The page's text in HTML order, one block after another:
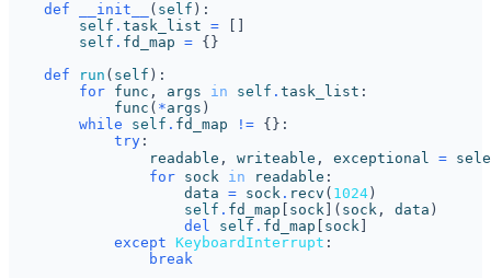
def
__init__ ( self ):
self . task_list =
self . fd_map = {}
def
run ( self ):
for func , args in self . task_list :
func ( *args )
while
self . fd_map != {}:
try :
readable , writeable , exceptional =
for sock in readable :
data = sock . recv ( 1024 )
self . fd_map sock ]( sock , data )
del
self . fd_map sock
except KeyboardInterrupt :
break